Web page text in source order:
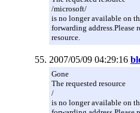
/microsoft/
is no longer available on
forwarding address.Please
resource.
2007/05/09 04:29:16
Gone
The requested resource
/
is no longer available on